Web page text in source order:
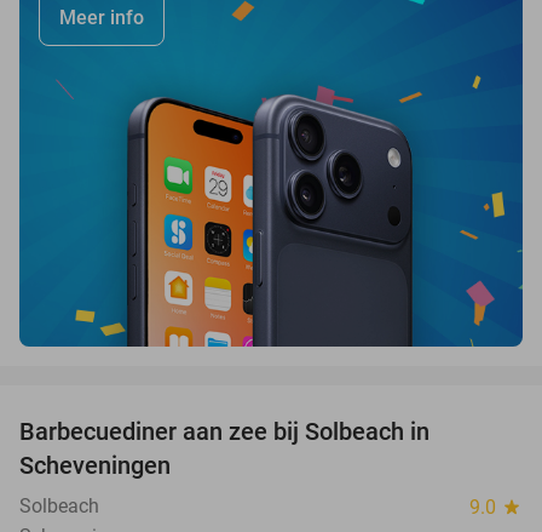
Meer info
Barbecuediner aan zee bij Solbeach in
Scheveningen
Solbeach 9.0 star